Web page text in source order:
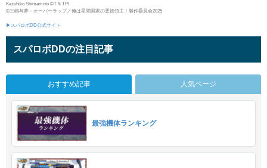
Kazuhiko Shimamoto ©T & TPI
©三嶋与夢・オーバーラップ／俺は星間国家の悪徳領主！製作委員会2025
▶スパロボDD公式サイト
スパロボDDの注目記事
おすすめ記事 人気ページ
最強機体ランキング